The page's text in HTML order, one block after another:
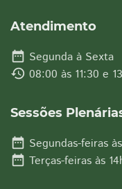
Atendimento
date_range Segunda à Sexta
history 08:00 às 11:30 e
Sessões
date_range Segundas-feiras
date_range Terças-feiras às